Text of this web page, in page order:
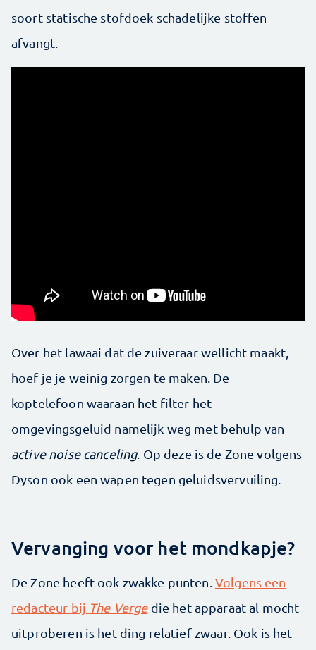
soort statische stofdoek schadelijke stoffen
afvangt.
Over het lawaai dat de zuiveraar wellicht maakt,
hoef je je weinig zorgen te maken. De
koptelefoon waaraan het filter het
omgevingsgeluid namelijk weg met behulp van
active noise canceling. Op deze is de Zone volgens
Dyson ook een wapen tegen geluidsvervuiling.
Vervanging voor het mondkapje?
De Zone heeft ook zwakke punten. Volgens een
redacteur bij The Vergedie het apparaat al mocht
uitproberen is het ding relatief zwaar. Ook is het